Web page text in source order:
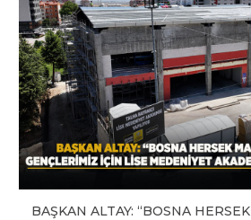
BAŞKAN ALTAY: “BOSNA HERSEK